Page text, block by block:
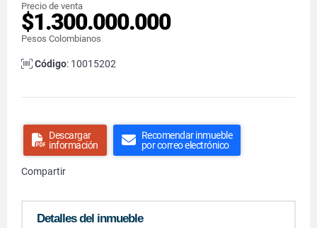
Precio de venta
$1.300.000.000
Pesos Colombianos
Código: 10015202
Descargar
información
Recomendar inmueble
por correo electrónico
Compartir
Detalles del inmueble